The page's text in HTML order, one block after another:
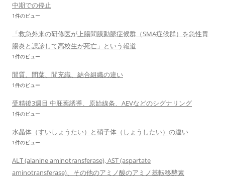
中期での停止
1件のビュー
「救急外来の研修医が上腸間膜動脈症候群（SMA症候群）を急性胃
腸炎と誤診して高校生が死亡」という報道
1件のビュー
間質、間葉、間充織、結合組織の違い
1件のビュー
受精後3週目 中胚葉誘導、原始線条、AEVなどのシグナリング
1件のビュー
水晶体（すいしょうたい）と硝子体（しょうしたい）の違い
1件のビュー
ALT (alanine aminotransferase), AST (aspartate
aminotransferase)、その他のアミノ酸のアミノ基転移酵素